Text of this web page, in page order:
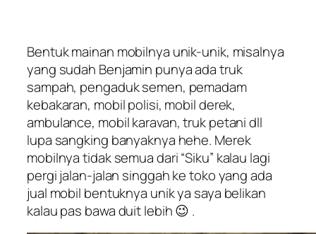
Bentuk mainan mobilnya unik-unik, misalnya
yang sudah Benjamin punya ada truk
sampah, pengaduk semen, pemadam
kebakaran, mobil polisi, mobil derek,
ambulance, mobil karavan, truk petani dll
lupa sangking banyaknya hehe. Merek
mobilnya tidak semua dari “Siku” kalau lagi
pergi jalan-jalan singgah ke toko yang ada
jual mobil bentuknya unik ya saya belikan
kalau pas bawa duit lebih 😉 .